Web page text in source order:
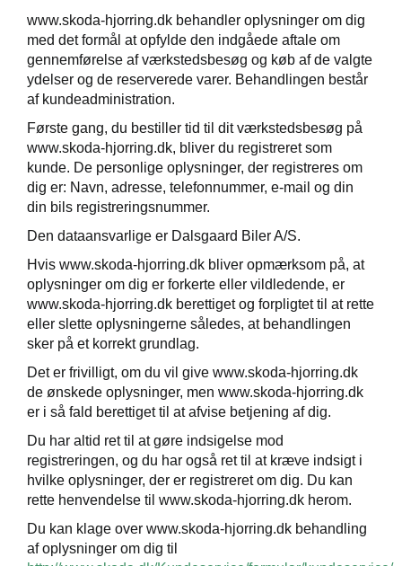
www.skoda-hjorring.dk behandler oplysninger om dig
med det formål at opfylde den indgåede aftale om
gennemførelse af værkstedsbesøg og køb af de valgte
ydelser og de reserverede varer. Behandlingen består
af kundeadministration.
Første gang, du bestiller tid til dit værkstedsbesøg på
www.skoda-hjorring.dk, bliver du registreret som
kunde. De personlige oplysninger, der registreres om
dig er: Navn, adresse, telefonnummer, e-mail og din
din bils registreringsnummer.
Den dataansvarlige er Dalsgaard Biler A/S.
Hvis www.skoda-hjorring.dk bliver opmærksom på, at
oplysninger om dig er forkerte eller vildledende, er
www.skoda-hjorring.dk berettiget og forpligtet til at rette
eller slette oplysningerne således, at behandlingen
sker på et korrekt grundlag.
Det er frivilligt, om du vil give www.skoda-hjorring.dk
de ønskede oplysninger, men www.skoda-hjorring.dk
er i så fald berettiget til at afvise betjening af dig.
Du har altid ret til at gøre indsigelse mod
registreringen, og du har også ret til at kræve indsigt i
hvilke oplysninger, der er registreret om dig. Du kan
rette henvendelse til www.skoda-hjorring.dk herom.
Du kan klage over www.skoda-hjorring.dk behandling
af oplysninger om dig til